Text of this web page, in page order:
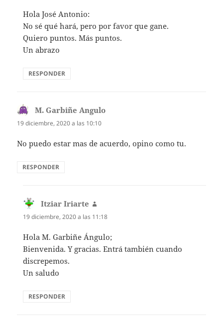
Hola José Antonio:
No sé qué hará, pero por favor que gane.
Quiero puntos. Más puntos.
Un abrazo
RESPONDER
M. Garbiñe Angulo
19 diciembre, 2020 a las 10:10
No puedo estar mas de acuerdo, opino como tu.
RESPONDER
Itziar Iriarte
19 diciembre, 2020 a las 11:18
Hola M. Garbiñe Ángulo;
Bienvenida. Y gracias. Entrá también cuando
discrepemos.
Un saludo
RESPONDER